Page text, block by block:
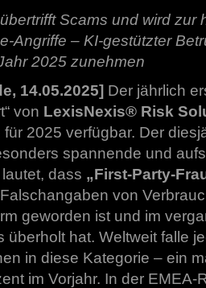
Scams und wird zur
Angriffe – KI-gestützter
2025 zunehmen
14.05.2025] Der jährlich
von LexisNexis® Risk
2025 verfügbar. Der
spannende und
dass „First-Party-
von
geworden ist und im
überholt hat. Weltweit falle
in diese Kategorie – ein
im Vorjahr. In der EMEA-